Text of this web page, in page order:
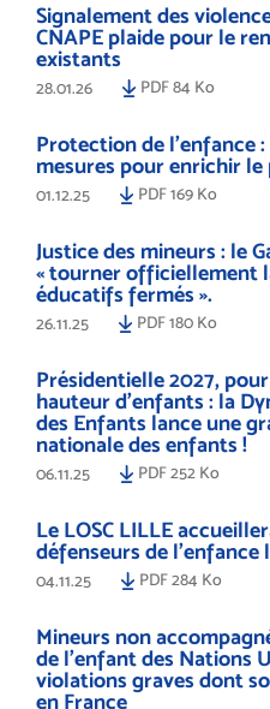
Signalement des
CNAPE plaide pour le
existants
28.01.26 PDF 84 Ko
Protection de l’enfance
mesures pour enrichir
01.12.25 PDF 169 Ko
Justice des mineurs : le
« tourner officiellement
éducatifs fermés ».
26.11.25 PDF 180 Ko
Présidentielle 2027,
hauteur d’enfants : la
des Enfants lance une
nationale des enfants !
06.11.25 PDF 252 Ko
Le LOSC LILLE
défenseurs de l'enfance
04.11.25 PDF 284 Ko
Mineurs non
de l’enfant des Nations
violations graves dont
en France